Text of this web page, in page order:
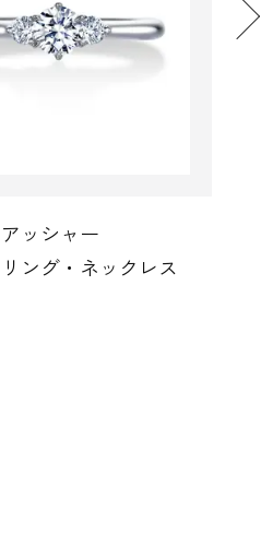
ッシャー
ング・ネックレス